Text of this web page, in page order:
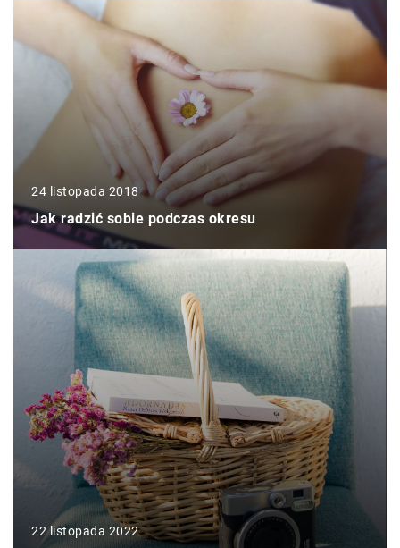
24 listopada 2018
Jak radzić sobie podczas okresu
22 listopada 2022